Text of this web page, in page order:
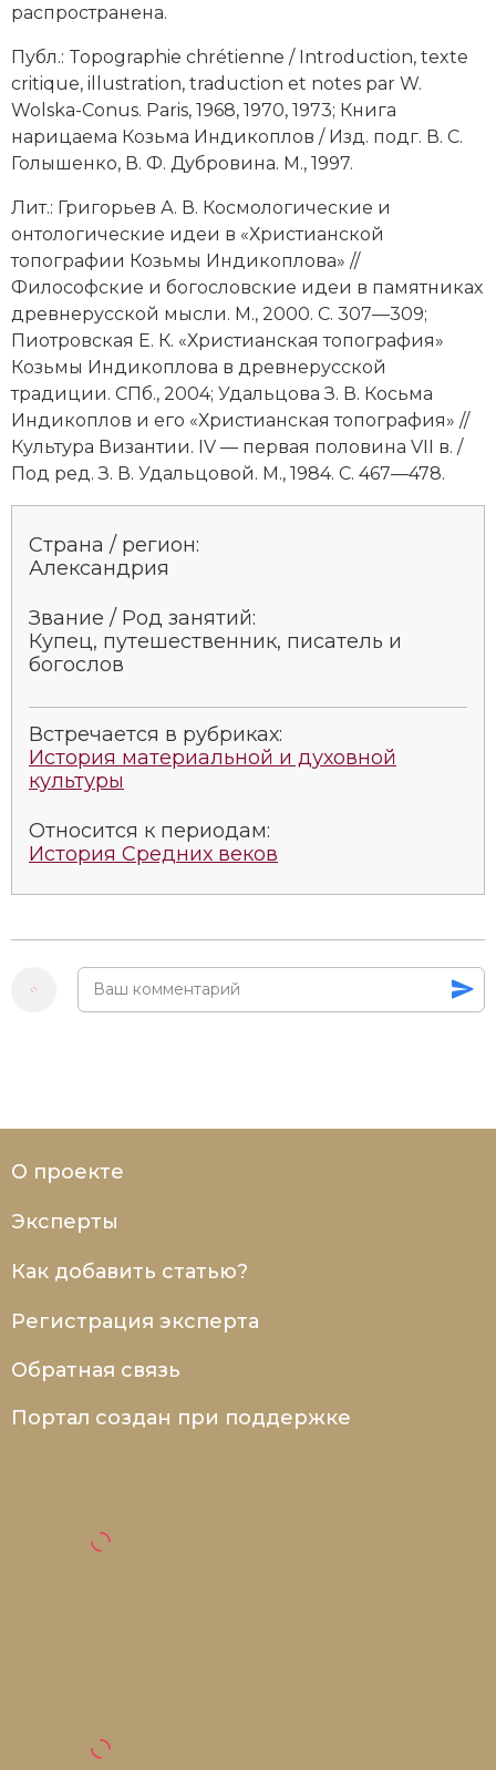
распространена.
Публ.: Topographie chrétienne / Introduction, texte
critique, illustration, traduction et notes par W.
Wolska-Conus. Paris, 1968, 1970, 1973; Книга
нарицаема Козьма Индикоплов / Изд. подг. В. С.
Голышенко, В. Ф. Дубровина. М., 1997.
Лит.: Григорьев А. В. Космологические и
онтологические идеи в «Христианской
топографии Козьмы Индикоплова» //
Философские и богословские идеи в памятниках
древнерусской мысли. М., 2000. С. 307—309;
Пиотровская Е. К. «Христианская топография»
Козьмы Индикоплова в древнерусской
традиции. СПб., 2004; Удальцова З. В. Косьма
Индикоплов и его «Христианская топография» //
Культура Византии. IV — первая половина VII в. /
Под ред. З. В. Удальцовой. М., 1984. С. 467—478.
Страна / регион:
Александрия
Звание / Род занятий:
Купец, путешественник, писатель и
богослов
Встречается в рубриках:
История материальной и духовной
культуры
Относится к периодам:
История Средних веков
О проекте
Эксперты
Как добавить статью?
Регистрация эксперта
Обратная связь
Портал создан при поддержке